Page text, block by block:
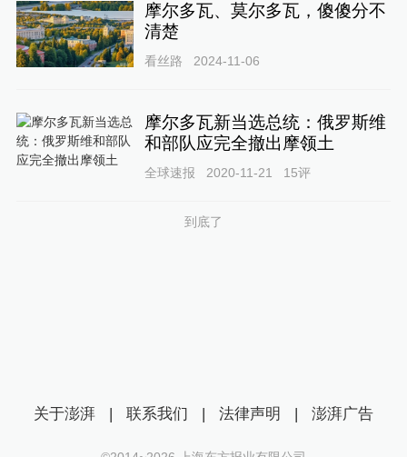
摩尔多瓦、莫尔多瓦，傻傻分不
清楚
看丝路 2024-11-06
摩尔多瓦新当选总统：俄罗斯维
和部队应完全撤出摩领土
全球速报 2020-11-21 15评
到底了
关于澎湃 | 联系我们 | 法律声明 | 澎湃广告